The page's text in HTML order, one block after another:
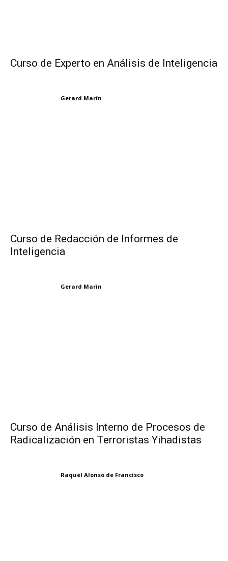
Curso de Experto en Análisis de Inteligencia
Gerard Marín
Curso de Redacción de Informes de
Inteligencia
Gerard Marín
Curso de Análisis Interno de Procesos de
Radicalización en Terroristas Yihadistas
Raquel Alonso de Francisco